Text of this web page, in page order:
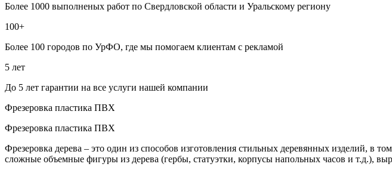
Более 1000 выполненых работ по Свердловской области и Уральскому региону
100+
Более 100 городов по УрФО, где мы помогаем клиентам с рекламой
5 лет
До 5 лет гарантии на все услуги нашей компании
Фрезеровка пластика ПВХ
Фрезеровка пластика ПВХ
Фрезеровка дерева – это один из способов изготовления стильных деревянных изделий, в
сложные объемные фигуры из дерева (гербы, статуэтки, корпусы напольных часов и т.д.),